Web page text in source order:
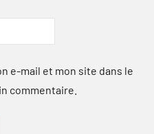
e-mail et mon site dans le
commentaire.